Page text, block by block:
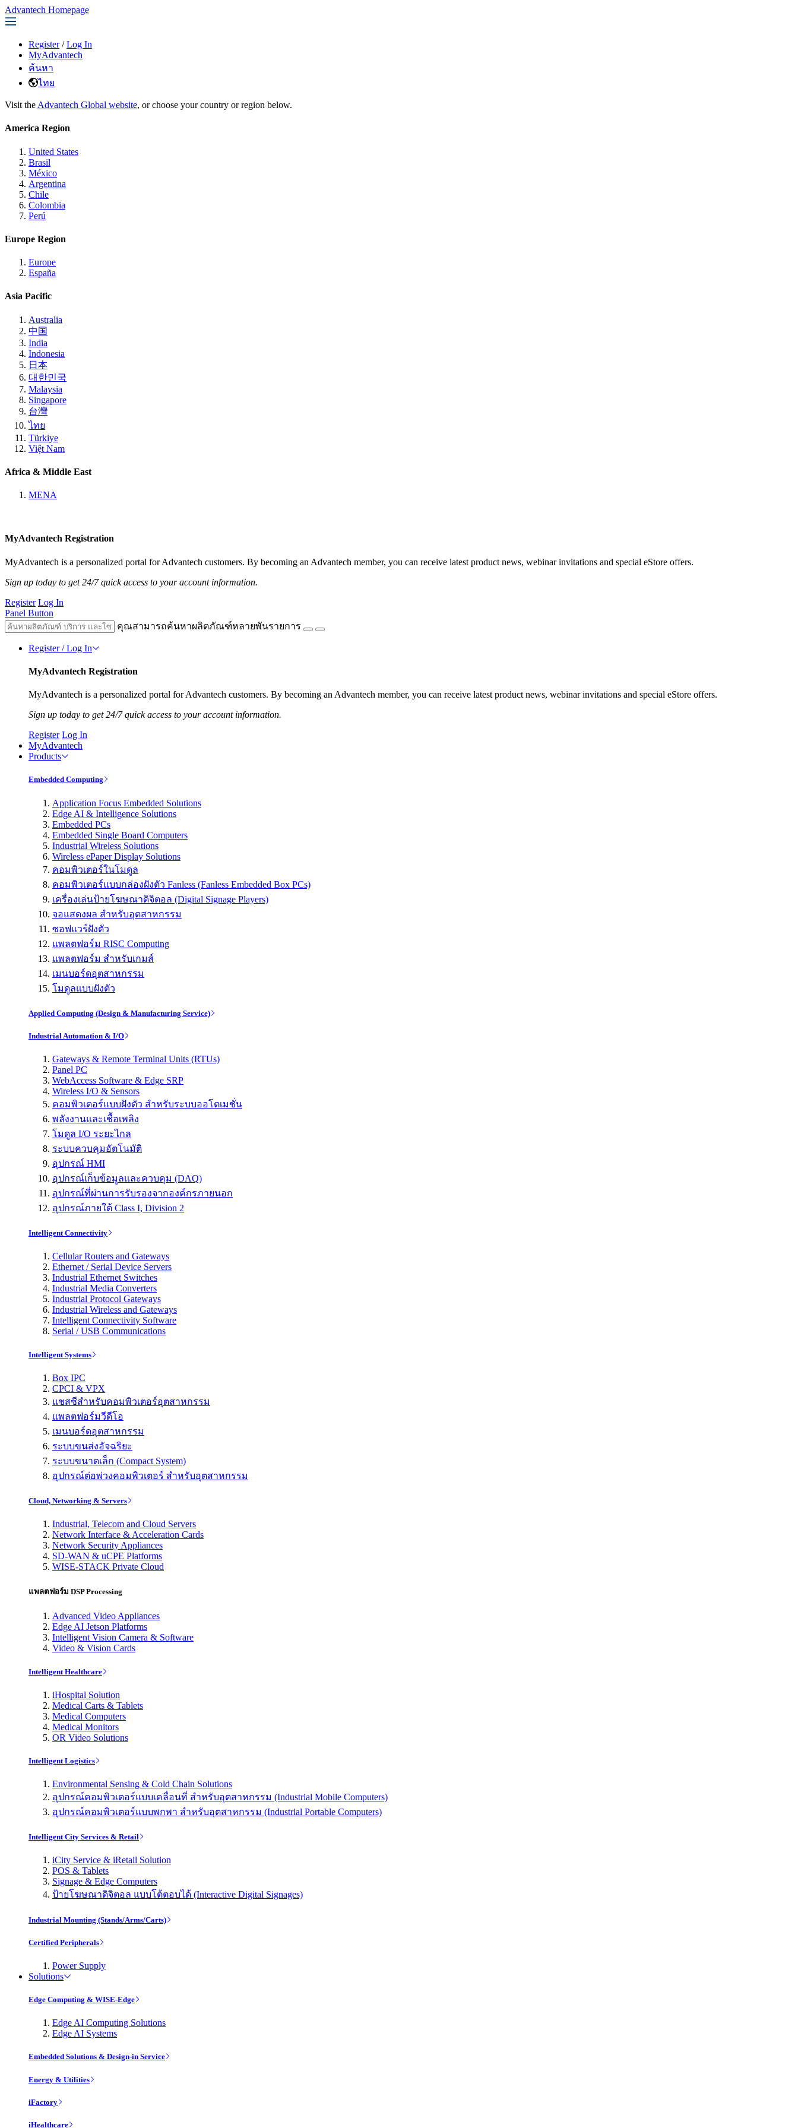
Advantech Homepage
Register / Log In
MyAdvantech
ค้นหา
ไทย
Visit the Advantech Global website, or choose your country or region below.
America Region
United States
Brasil
México
Argentina
Chile
Colombia
Perú
Europe Region
Europe
España
Asia Pacific
Australia
中国
India
Indonesia
日本
대한민국
Malaysia
Singapore
台灣
ไทย
Türkiye
Việt Nam
Africa & Middle East
MENA
MyAdvantech Registration
MyAdvantech is a personalized portal for Advantech customers. By becoming an Advantech member, you can receive latest product news, webinar invitations and special eStore offers.
Sign up today to get 24/7 quick access to your account information.
Register Log In
Panel Button
คุณสามารถค้นหาผลิตภัณฑ์หลายพันรายการ
Register / Log In
MyAdvantech Registration
MyAdvantech is a personalized portal for Advantech customers. By becoming an Advantech member, you can receive latest product news, webinar invitations and special eStore offers.
Sign up today to get 24/7 quick access to your account information.
Register Log In
MyAdvantech
Products
Embedded Computing
Application Focus Embedded Solutions
Edge AI & Intelligence Solutions
Embedded PCs
Embedded Single Board Computers
Industrial Wireless Solutions
Wireless ePaper Display Solutions
คอมพิวเตอร์ในโมดูล
คอมพิวเตอร์แบบกล่องฝังตัว Fanless (Fanless Embedded Box PCs)
เครื่องเล่นป้ายโฆษณาดิจิตอล (Digital Signage Players)
จอแสดงผล สำหรับอุตสาหกรรม
ซอฟแวร์ฝังตัว
แพลตฟอร์ม RISC Computing
แพลตฟอร์ม สำหรับเกมส์
เมนบอร์ดอุตสาหกรรม
โมดูลแบบฝังตัว
Applied Computing (Design & Manufacturing Service)
Industrial Automation & I/O
Gateways & Remote Terminal Units (RTUs)
Panel PC
WebAccess Software & Edge SRP
Wireless I/O & Sensors
คอมพิวเตอร์แบบฝังตัว สำหรับระบบออโตเมชั่น
พลังงานและเชื้อเพลิง
โมดูล I/O ระยะไกล
ระบบควบคุมอัตโนมัติ
อุปกรณ์ HMI
อุปกรณ์เก็บข้อมูลและควบคุม (DAQ)
อุปกรณ์ที่ผ่านการรับรองจากองค์กรภายนอก
อุปกรณ์ภายใต้ Class I, Division 2
Intelligent Connectivity
Cellular Routers and Gateways
Ethernet / Serial Device Servers
Industrial Ethernet Switches
Industrial Media Converters
Industrial Protocol Gateways
Industrial Wireless and Gateways
Intelligent Connectivity Software
Serial / USB Communications
Intelligent Systems
Box IPC
CPCI & VPX
แชสซีสำหรับคอมพิวเตอร์อุตสาหกรรม
แพลตฟอร์มวีดีโอ
เมนบอร์ดอุตสาหกรรม
ระบบขนส่งอัจฉริยะ
ระบบขนาดเล็ก (Compact System)
อุปกรณ์ต่อพ่วงคอมพิวเตอร์ สำหรับอุตสาหกรรม
Cloud, Networking & Servers
Industrial, Telecom and Cloud Servers
Network Interface & Acceleration Cards
Network Security Appliances
SD-WAN & uCPE Platforms
WISE-STACK Private Cloud
แพลตฟอร์ม DSP Processing
Advanced Video Appliances
Edge AI Jetson Platforms
Intelligent Vision Camera & Software
Video & Vision Cards
Intelligent Healthcare
iHospital Solution
Medical Carts & Tablets
Medical Computers
Medical Monitors
OR Video Solutions
Intelligent Logistics
Environmental Sensing & Cold Chain Solutions
อุปกรณ์คอมพิวเตอร์แบบเคลื่อนที่ สำหรับอุตสาหกรรม (Industrial Mobile Computers)
อุปกรณ์คอมพิวเตอร์แบบพกพา สำหรับอุตสาหกรรม (Industrial Portable Computers)
Intelligent City Services & Retail
iCity Service & iRetail Solution
POS & Tablets
Signage & Edge Computers
ป้ายโฆษณาดิจิตอล แบบโต้ตอบได้ (Interactive Digital Signages)
Industrial Mounting (Stands/Arms/Carts)
Certified Peripherals
Power Supply
Solutions
Edge Computing & WISE-Edge
Edge AI Computing Solutions
Edge AI Systems
Embedded Solutions & Design-in Service
Energy & Utilities
iFactory
iHealthcare